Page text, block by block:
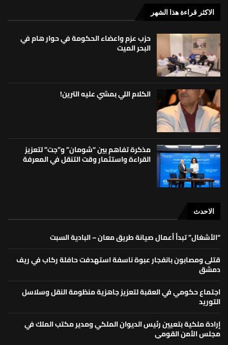
الاكثر قراءة هذا الشهر
حزب عزم واعضاء الحكومة في حوار هام في
البحر الميت
الكلام اللي بمشي عليه الترين!
مذكرة تفاهم بين “شومان” و”جت” لتعزيز
القراءة واستثمار وقت التنقل في المعرفة
الاحدث
“الأشغال” تبدأ أعمال صيانة طريق معان – البادية السبت
قتلى ومصابون بانفجار عبوة ناسفة استهدفت حافلة ركاب في ريف
دمشق
اجتماع حكومي في العقبة لتعزيز جاهزية منظومة النقل وسلاسل
التوريد
إرادة ملكية بتعيين رئيس الديوان الملكي ومدير مكتب الملك في
مجلس الأمن القومي